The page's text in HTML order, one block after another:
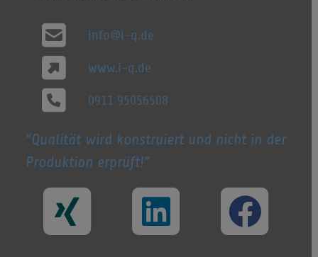
info@i-q.de
www.i-q.de
0911 95056508
Qualität wird konstruiert und nicht in der
Produktion erprüft!